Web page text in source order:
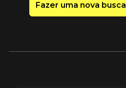
Fazer uma nova busca